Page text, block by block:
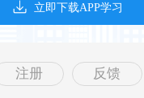
立即下载APP学习
注册 反馈